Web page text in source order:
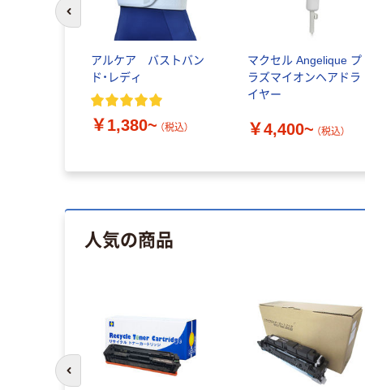
アルケア バストバン
ド・レディ
￥1,380~ （税込）
マクセル Angelique プ
ラズマイオンヘアドラ
イヤー
￥4,400~ （税込）
前のスライドへ
人気の商品